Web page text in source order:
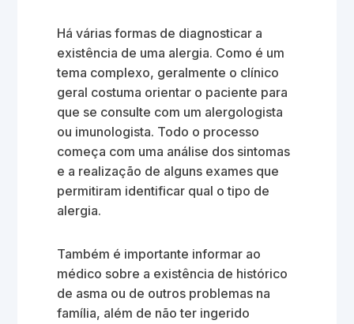
Há várias formas de diagnosticar a
existência de uma alergia. Como é um
tema complexo, geralmente o clínico
geral costuma orientar o paciente para
que se consulte com um alergologista
ou imunologista. Todo o processo
começa com uma análise dos sintomas
e a realização de alguns exames que
permitiram identificar qual o tipo de
alergia.
Também é importante informar ao
médico sobre a existência de histórico
de asma ou de outros problemas na
família, além de não ter ingerido